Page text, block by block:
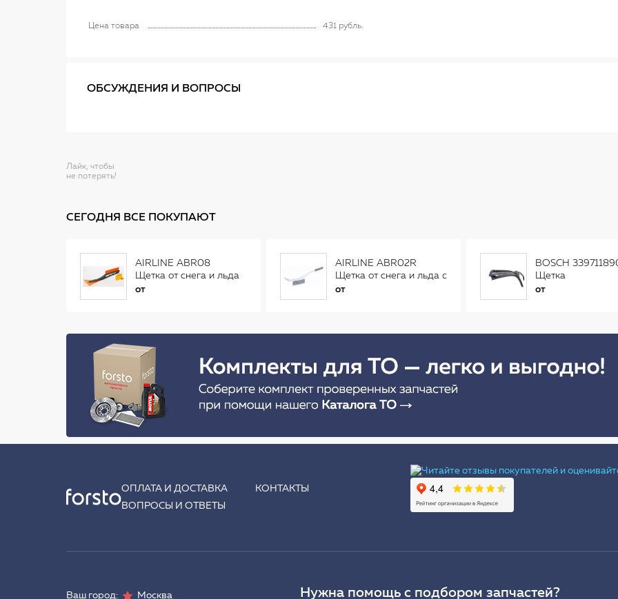
Цена товара 431 рубль
ОБСУЖДЕНИЯ И ВОПРОСЫ
Лайк, чтобы
не потерять!
СЕГОДНЯ ВСЕ ПОКУПАЮТ
AIRLINE ABR08
Щетка от снега и льда
(34 см)
от
AIRLINE ABR02R
Щетка от снега и льда с
распушенной щетиной
от
BOSCH
Щетка
стеклоочистителя
от
ОПЛАТА И ДОСТАВКА
КОНТАКТЫ
ВОПРОСЫ И ОТВЕТЫ
Ваш город: Москва Нужна помощь с подбором запчастей?